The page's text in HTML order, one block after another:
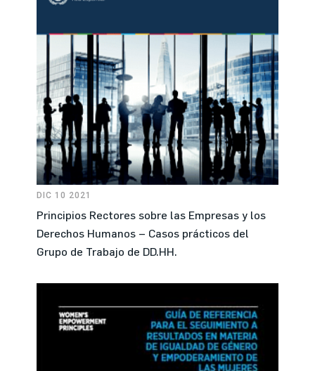
DIC 10 2021
Principios Rectores sobre las Empresas y los
Derechos Humanos – Casos prácticos del
Grupo de Trabajo de DD.HH.